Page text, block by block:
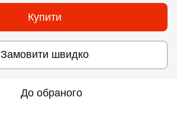
Купити
Замовити швидко
До обраного